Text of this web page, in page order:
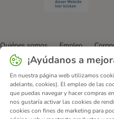
Quiénes somos Empleo
Condiciones comerciales generales
Formulario de desistimiento
Gastos de envío y plazo de entrega
Programa de afiliación
Protección
Declaración de accesibilidad
¡Ayúdanos a
En nuestra página web utilizamos
adelante, cookies). El empleo de las
que puedas navegar y hacer compras
nos gustaría activar las cookies de
cookies con fines de marketing para